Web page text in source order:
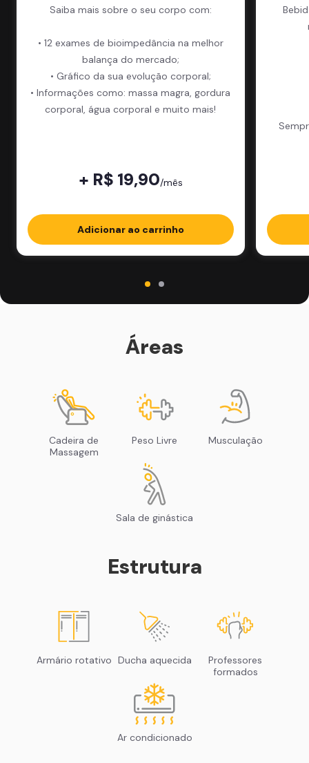
Saiba mais sobre o seu corpo com:
• 12 exames de bioimpedância na melhor
balança do mercado;
• Gráfico da sua evolução corporal;
• Informações como: massa magra, gordura
corporal, água corporal e muito mais!
+ R$ 19,90/mês
Adicionar ao carrinho
Áreas
Cadeira de
Massagem
Peso Livre Musculação
Sala de ginástica
Estrutura
Armário rotativo Ducha aquecida
Professores
formados
Ar condicionado